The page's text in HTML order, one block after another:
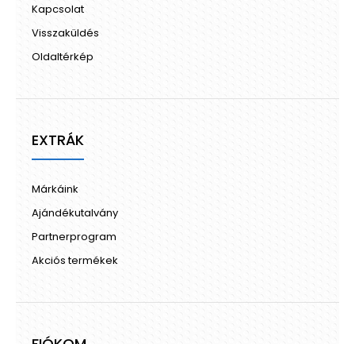
Kapcsolat
Visszaküldés
Oldaltérkép
EXTRÁK
Márkáink
Ajándékutalvány
Partnerprogram
Akciós termékek